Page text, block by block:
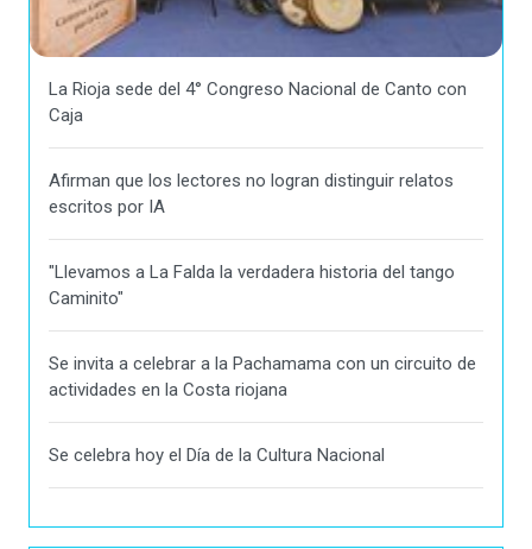
La Rioja sede del 4° Congreso Nacional de Canto con
Caja
Afirman que los lectores no logran distinguir relatos
escritos por IA
"Llevamos a La Falda la verdadera historia del tango
Caminito"
Se invita a celebrar a la Pachamama con un circuito de
actividades en la Costa riojana
Se celebra hoy el Día de la Cultura Nacional